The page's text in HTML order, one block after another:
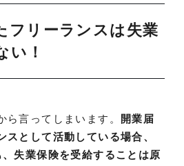
フリーランスは失業
い！
ら言ってしまいます。
開業届
スとして活動している場合、
失業保険を受給することは原